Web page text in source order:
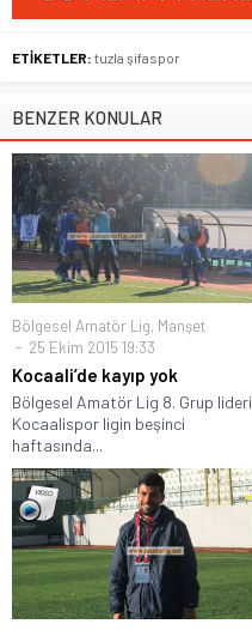
ETİKETLER: tuzla şifaspor
BENZER KONULAR
Bölgesel Amatör Lig, Manşet
25 Ekim 2015 19:33
Kocaali’de kayıp yok
Bölgesel Amatör Lig 8. Grup lideri
Kocaalispor ligin beşinci
haftasında...